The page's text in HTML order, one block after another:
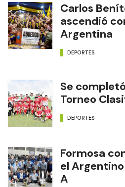
Carlos
ascendió
Argentina
DEPORTES
Se
Torneo
DEPORTES
Formosa
el
A